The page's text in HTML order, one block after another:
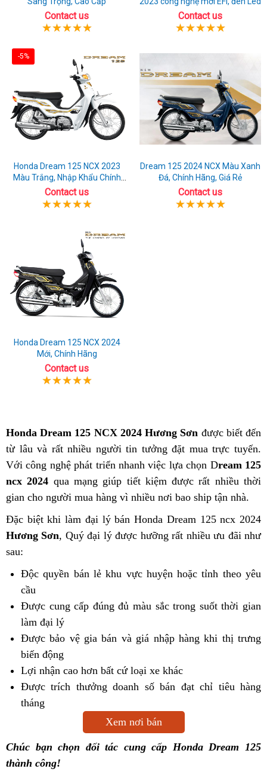
Contact us Contact us
-5%
Honda Dream 125 NCX 2023
Màu Trắng, Nhập Khẩu Chính
Hãng
Contact us
Dream 125 2024 NCX Màu Xanh
Đá, Chính Hãng, Giá Rẻ
Contact us
Honda Dream 125 NCX 2024
Mới, Chính Hãng
Contact us
Honda Dream 125 NCX 2024 Hương Sơn được biết đến
từ lâu và rất nhiều người tin tưởng đặt mua trực tuyến.
Với công nghệ phát triển nhanh việc lựa chọn Dream 125
ncx 2024 qua mạng giúp tiết kiệm được rất nhiều thời
gian cho người mua hàng vì nhiều nơi bao ship tận nhà.
Đặc biệt khi làm đại lý bán Honda Dream 125 ncx 2024
Hương Sơn, Quý đại lý được hưỡng rất nhiều ưu đãi như
sau:
Độc quyền bán lẻ khu vực huyện hoặc tỉnh theo yêu
cầu
Được cung cấp đúng đủ màu sắc trong suốt thời gian
làm đại lý
Được bảo vệ gia bán và giá nhập hàng khi thị trưng
biến động
Lợi nhận cao hơn bất cứ loại xe khác
Được trích thưởng doanh số bán đạt chỉ tiêu hàng
tháng
Xem nơi bán
Chúc bạn chọn đối tác cung cấp Honda Dream 125
thành công!